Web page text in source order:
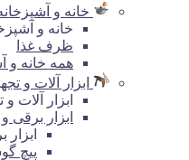
خانه و
خانه و
ظرف غذا
همه خانه و
ابزار آلات و
ابزار آلات
ابزار برقی
پیچ